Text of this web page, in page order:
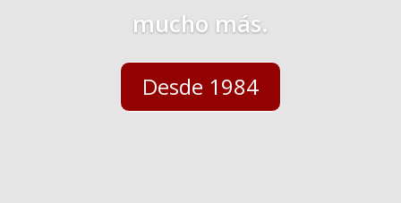
mucho más.
Desde 1984